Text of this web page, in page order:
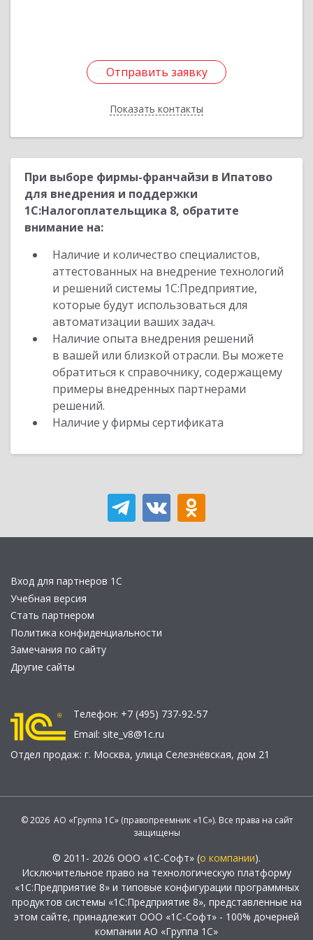
Отправить заявку
Показать контакты
Отправить заявку
Назад
При выборе фирмы-франчайзи в Ипатово
для внедрения и поддержки
1С:Налогоплательщика 8, обратите
внимание на:
Наличие и количество специалистов,
аттестованных на внедрение технологий
и решений системы 1С:Предприятие,
которые будут использоваться для
автоматизации ваших задач.
Наличие опыта внедрения решений
в вашей или близкой отрасли. Вы можете
обратиться к справочнику, содержащему
примеры внедренных партнерами
решений.
Наличие у фирмы сертификата
Вход для партнеров 1С
Учебная версия
Стать партнером
Политика конфиденциальности
Замечания по сайту
Другие сайты
Телефон: +7 (495) 737-92-57
Email: site_v8@1c.ru
Отдел продаж: г. Москва, улица Селезнёвская, дом 21
© 2026 АО «Группа 1С» (правопреемник «1С»). Все права на сайт
защищены
© 2011- 2026 ООО «1С-Софт» (о компании).
Исключительное право на технологическую платформу
«1С:Предприятие 8» и типовые конфигурации программных
продуктов системы «1С:Предприятие 8», представленные на
этом сайте, принадлежит ООО «1С-Софт» - 100% дочерней
компании АО «Группа 1С»